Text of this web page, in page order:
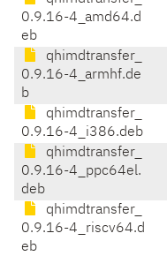
0.9.16-4_amd64.d
eb
qhimdtransfer_
0.9.16-4_armhf.de
b
qhimdtransfer_
0.9.16-4_i386.deb
qhimdtransfer_
0.9.16-4_ppc64el.
deb
qhimdtransfer_
0.9.16-4_riscv64.d
eb